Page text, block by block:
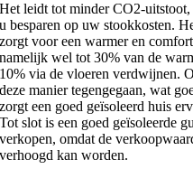
Het leidt tot minder CO2-uitstoot,
u besparen op uw stookkosten.
zorgt voor een warmer en
namelijk wel tot 30% van de
10% via de vloeren verdwijnen.
deze manier tegengegaan, wat
zorgt een goed geïsoleerd huis
Tot slot is een goed geïsoleerde
verkopen, omdat de
verhoogd kan worden.